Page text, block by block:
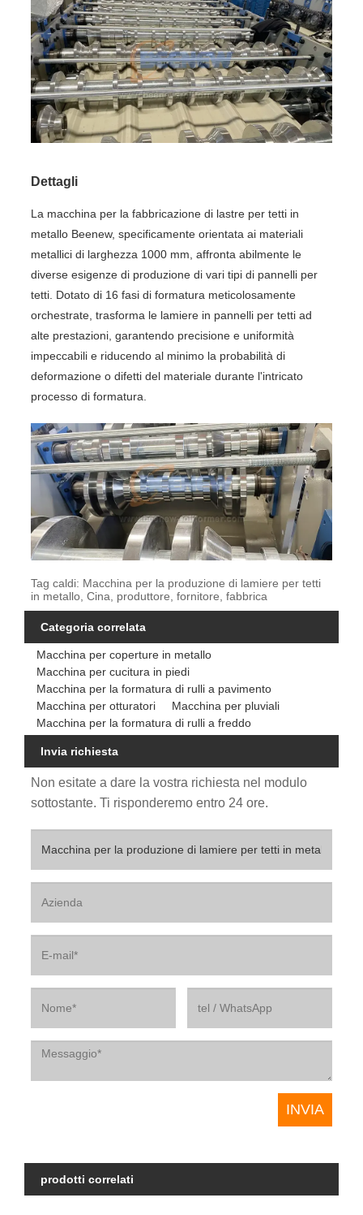
Dettagli
La macchina per la fabbricazione di lastre per tetti in
metallo Beenew, specificamente orientata ai materiali
metallici di larghezza 1000 mm, affronta abilmente le
diverse esigenze di produzione di vari tipi di pannelli per
tetti. Dotato di 16 fasi di formatura meticolosamente
orchestrate, trasforma le lamiere in pannelli per tetti ad
alte prestazioni, garantendo precisione e uniformità
impeccabili e riducendo al minimo la probabilità di
deformazione o difetti del materiale durante l'intricato
processo di formatura.
Tag caldi: Macchina per la produzione di lamiere per tetti
in metallo, Cina, produttore, fornitore, fabbrica
Categoria correlata
Macchina per coperture in metallo
Macchina per cucitura in piedi
Macchina per la formatura di rulli a pavimento
Macchina per otturatori
Macchina per pluviali
Macchina per la formatura di rulli a freddo
Invia richiesta
Non esitate a dare la vostra richiesta nel modulo
sottostante. Ti risponderemo entro 24 ore.
prodotti correlati